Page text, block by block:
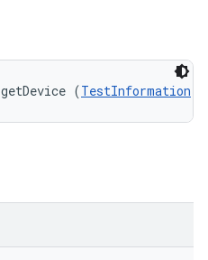
getDevice (TestInformation